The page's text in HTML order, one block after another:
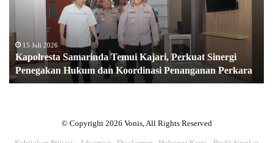
e
S
15 Juli 2026
Kapolresta Samarinda Temui Kajari, Perkuat Sinergi
Penegakan Hukum dan Koordinasi Penanganan Perkara
© Copyright 2026 Vonis, All Rights Reserved